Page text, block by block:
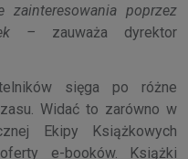
poprzez
– zauważa dyrektor
sięga po różne
Widać to zarówno w
Ekipy Książkowych
e-booków. Książki